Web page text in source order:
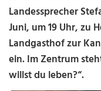
Landessprecher
Juni, um 19 Uhr, zu
Landgasthof zur
ein. Im Zentrum
willst du leben?“.